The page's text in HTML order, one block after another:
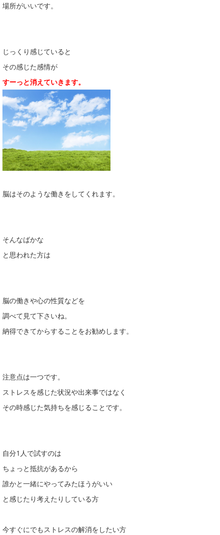
場所がいいです。
じっくり感じていると
その感じた感情が
すーっと消えていきます。
脳はそのような働きをしてくれます。
そんなばかな
と思われた方は
脳の働きや心の性質などを
調べて見て下さいね。
納得できてからすることをお勧めします。
注意点は一つです。
ストレスを感じた状況や出来事ではなく
その時感じた気持ちを感じることです。
自分1人で試すのは
ちょっと抵抗があるから
誰かと一緒にやってみたほうがいい
と感じたり考えたりしている方
今すぐにでもストレスの解消をしたい方